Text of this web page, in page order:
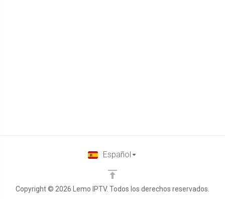
Copyright © 2026 Lemo IPTV. Todos los derechos reservados.
Español